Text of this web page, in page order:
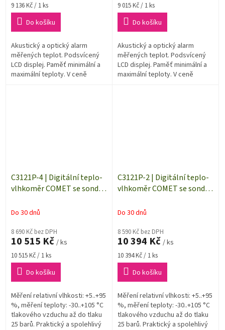
Měrná
cena:
9 136 Kč / 1 ks
Do košíku
Akustický a optický alarm
měřených teplot. Podsvícený
LCD displej. Paměť minimální a
maximální teploty. V ceně
Měrná
cena:
9 015 Kč / 1 ks
Do košíku
Akustický a optický alarm
měřených teplot. Podsvícený
LCD displej. Paměť minimální a
maximální teploty. V ceně
C3121P-4 | Digitální teplo-
vlhkoměr COMET se sondou
sonda 4 metry
Do 30 dnů
8 690 Kč bez DPH
10 515 Kč / ks
Měrná
cena:
10 515 Kč / 1 ks
Do košíku
Měření relativní vlhkosti: +5..+95
%, měření teploty: -30..+105 °C
tlakového vzduchu až do tlaku
25 barů. Praktický a spolehlivý
C3121P-2 | Digitální teplo-
vlhkoměr COMET se sondou
sonda 2 metry
Do 30 dnů
8 590 Kč bez DPH
10 394 Kč / ks
Měrná
cena:
10 394 Kč / 1 ks
Do košíku
Měření relativní vlhkosti: +5..+95
%, měření teploty: -30..+105 °C
tlakového vzduchu až do tlaku
25 barů. Praktický a spolehlivý